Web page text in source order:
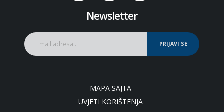
Newsletter
PRIJAVI SE
MAPA SAJTA
UVJETI KORIŠTENJA